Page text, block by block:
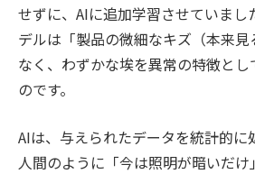
せずに、AIに追加学習させていまし
デルは「製品の微細なキズ（本来
なく、わずかな埃を異常の特徴と
のです。
AIは、与えられたデータを統計的に
人間のように「今は照明が暗いだ